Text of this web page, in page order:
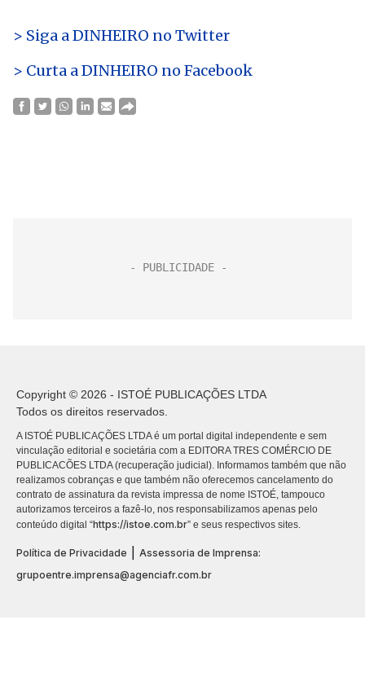
> Siga a DINHEIRO no Twitter
> Curta a DINHEIRO no Facebook
Copyright © 2026 - ISTOÉ PUBLICAÇÕES LTDA
Todos os direitos reservados.
A ISTOÉ PUBLICAÇÕES LTDA é um portal digital independente e sem
vinculação editorial e societária com a EDITORA TRES COMÉRCIO DE
PUBLICACÕES LTDA (recuperação judicial). Informamos também que não
realizamos cobranças e que também não oferecemos cancelamento do
contrato de assinatura da revista impressa de nome ISTOÉ, tampouco
autorizamos terceiros a fazê-lo, nos responsabilizamos apenas pelo
conteúdo digital “https://istoe.com.br” e seus respectivos sites.
Política de Privacidade | Assessoria de Imprensa:
grupoentre.imprensa@agenciafr.com.br